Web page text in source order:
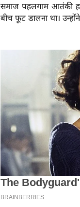
समाज पहलगाम आतंकी
बीच फूट डालना था।